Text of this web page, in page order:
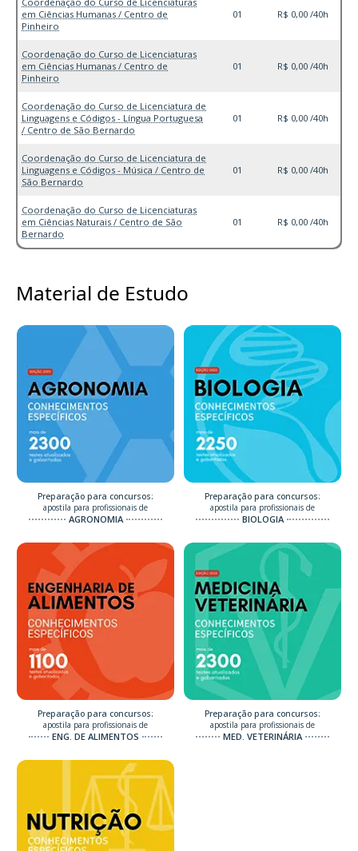
em Ciências Humanas / Centro de
Pinheiro
01 R$ 0,00 /40h
Coordenação do Curso de Licenciaturas
em Ciências Humanas / Centro de
Pinheiro
01 R$ 0,00 /40h
Coordenação do Curso de Licenciatura de
Linguagens e Códigos - Língua Portuguesa
/ Centro de São Bernardo
01 R$ 0,00 /40h
Coordenação do Curso de Licenciatura de
Linguagens e Códigos - Música / Centro de
São Bernardo
01 R$ 0,00 /40h
Coordenação do Curso de Licenciaturas
em Ciências Naturais / Centro de São
Bernardo
01 R$ 0,00 /40h
Material de Estudo
Preparação para concursos:
apostila para profissionais de
AGRONOMIA
Preparação para concursos:
apostila para profissionais de
BIOLOGIA
Preparação para concursos:
apostila para profissionais de
ENG. DE ALIMENTOS
Preparação para concursos:
apostila para profissionais de
MED. VETERINÁRIA